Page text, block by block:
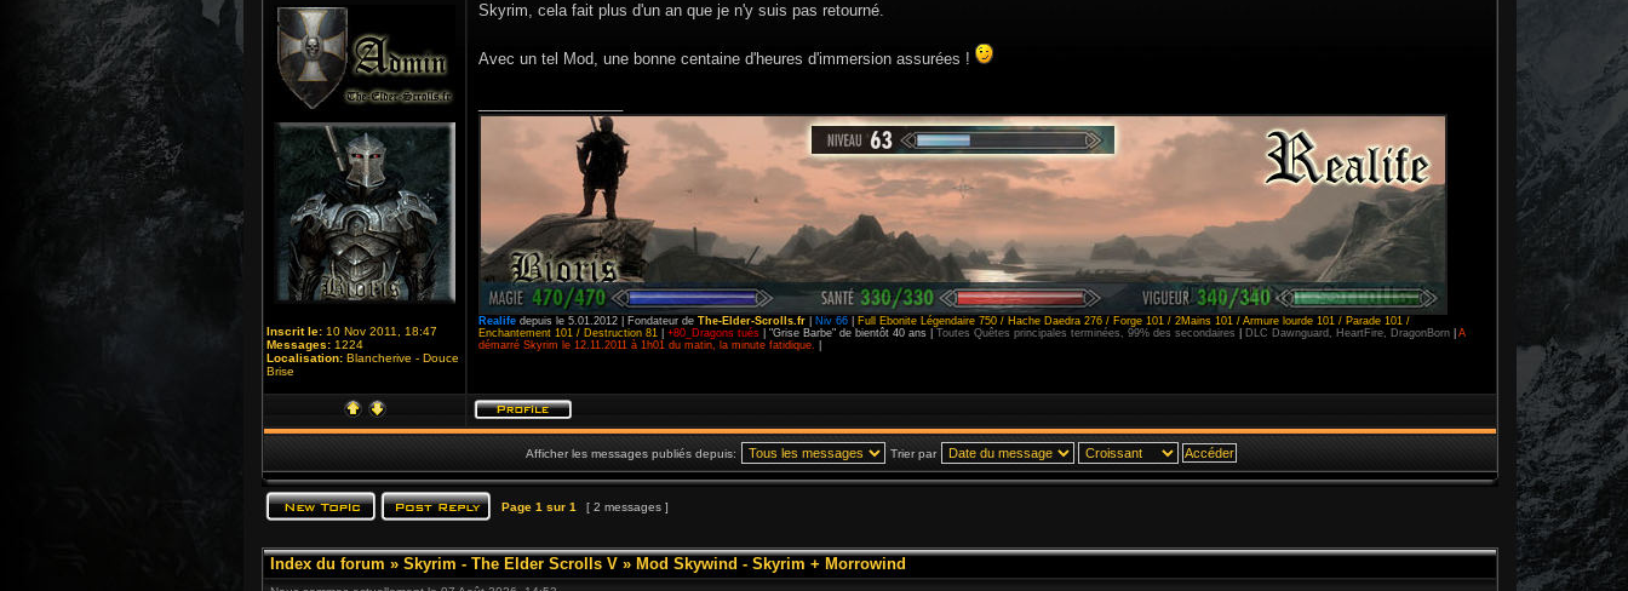
Inscrit le: 10 Nov 2011, 18:47
Messages: 1224
Localisation: Blancherive - Douce
Brise
Skyrim, cela fait plus d'un an que je n'y suis pas retourné.
Avec un tel Mod, une bonne centaine d'heures d'immersion assurées !
Realife depuis le 5.01.2012 | Fondateur de The-Elder-Scrolls.fr Niv 66
Full Ebonite Légendaire 750 / Hache Daedra 276 / Forge 101 / 2Mains 101 / Armure lourde 101 / Parade 101 /
Enchantement 101 / Destruction 81
+80_Dragons tués | "Grise Barbe" de bientôt 40 ans | Toutes Quêtes principales terminées, 99% des secondaires DLC Dawnguard, HeartFire, DragonBorn
A
démarré Skyrim le 12.11.2011 à 1h01 du matin, la minute fatidique.
Afficher les messages publiés depuis: Trier par
Page 1 sur 1 [ 2 messages ]
Index du forum » Skyrim - The Elder Scrolls V » Mod Skywind - Skyrim + Morrowind